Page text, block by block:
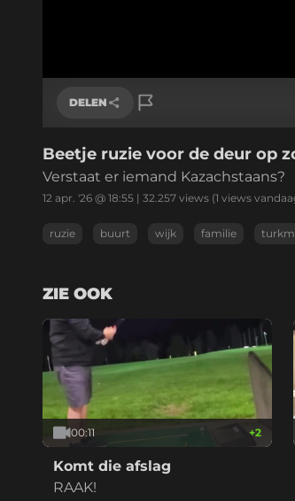
DELEN
Link kopiëren
Beetje ruzie voor de deur op
Verstaat er iemand Kazachstaans?
12 apr. '26 @ 18:55 | 32.257 views (1 views
ruzie buurt wijk familie
ZIE OOK
00:11 +2
Komt die afslag
RAAK!